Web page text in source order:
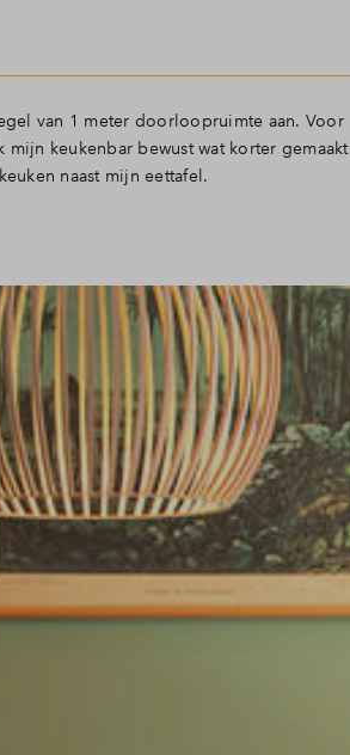
van 1 meter doorloopruimte aan. Voor
keukenbar bewust wat korter gemaakt
naast mijn eettafel.